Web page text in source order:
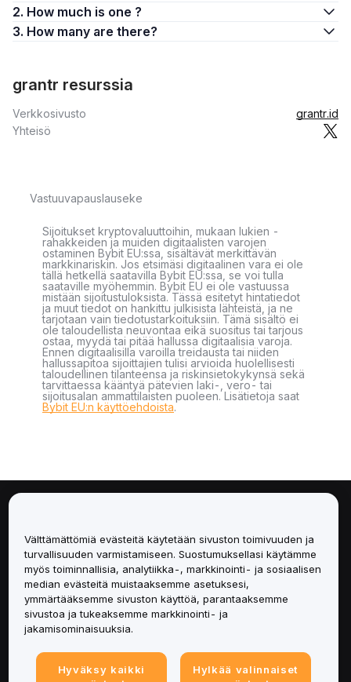
2. How much is one ?
3. How many are there?
grantr resurssia
Verkkosivusto
grantr.id
Yhteisö
Vastuuvapauslauseke
Sijoitukset kryptovaluuttoihin, mukaan lukien -
rahakkeiden ja muiden digitaalisten varojen
ostaminen Bybit EU:ssa, sisältävät merkittävän
markkinariskin. Jos etsimäsi digitaalinen vara ei ole
tällä hetkellä saatavilla Bybit EU:ssa, se voi tulla
saataville myöhemmin. Bybit EU ei ole vastuussa
mistään sijoitustuloksista. Tässä esitetyt hintatiedot
ja muut tiedot on hankittu julkisista lähteistä, ja ne
tarjotaan vain tiedotustarkoituksiin. Tämä sisältö ei
ole taloudellista neuvontaa eikä suositus tai tarjous
ostaa, myydä tai pitää hallussa digitaalisia varoja.
Ennen digitaalisilla varoilla treidausta tai niiden
hallussapitoa sijoittajien tulisi arvioida huolellisesti
taloudellinen tilanteensa ja riskinsietokykynsä sekä
tarvittaessa kääntyä pätevien laki-, vero- tai
sijoitusalan ammattilaisten puoleen. Lisätietoja saat
Bybit EU:n käyttöehdoista.
Palvelut
Tuki
Tuotteet
Lakiasiat
Välttämättömiä evästeitä käytetään sivuston toimivuuden ja
turvallisuuden varmistamiseen. Suostumuksellasi käytämme
myös toiminnallisia, analytiikka-, markkinointi- ja sosiaalisen
median evästeitä muistaaksemme asetuksesi,
ymmärtääksemme sivuston käyttöä, parantaaksemme
sivustoa ja tukeaksemme markkinointi- ja
jakamisominaisuuksia.
Hyväksy kaikki
Hylkää valinnaiset